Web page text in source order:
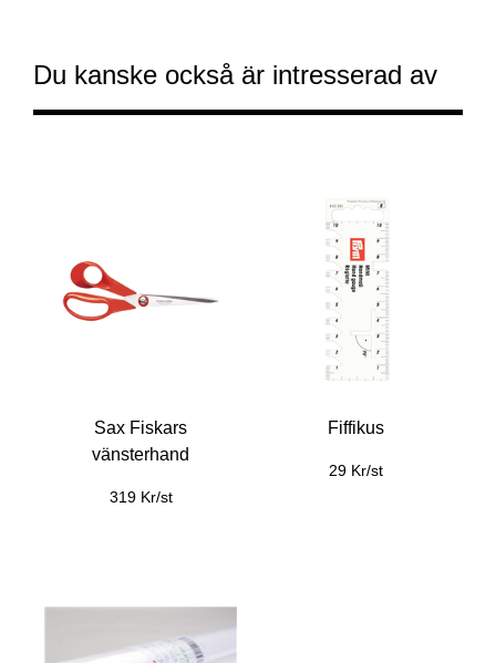
Du kanske också är intresserad av
Sax Fiskars
vänsterhand
319 Kr/st
Fiffikus
29 Kr/st